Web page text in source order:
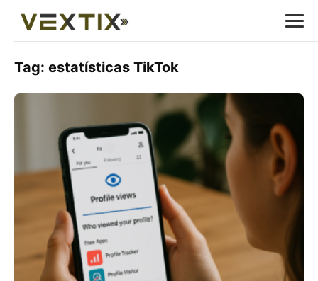
Tag: estatísticas TikTok